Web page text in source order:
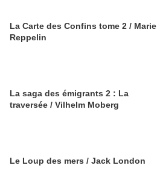
La Carte des Confins tome 2 / Marie
Reppelin
La saga des émigrants 2 : La
traversée / Vilhelm Moberg
Le Loup des mers / Jack London